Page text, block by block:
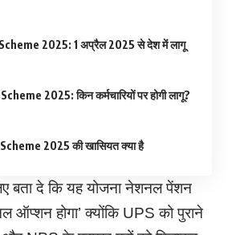
2025: 1 अप्रैल 2025 से देश में लागू
2025: किन कर्मचारियों पर होगी लागू?
2025 की खासियत क्या है
बता दे कि यह योजना नेशनल पेंशन
होगा’ क्योंकि UPS को पुराने